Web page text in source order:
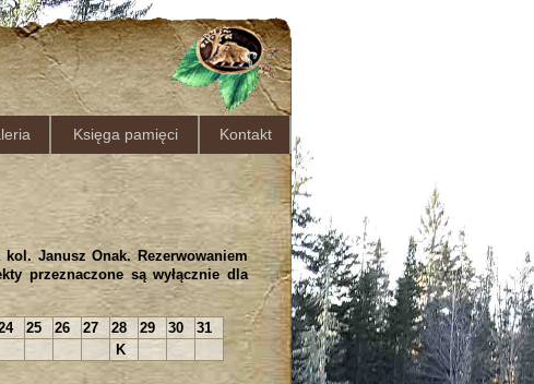
Księga pamięci Kontakt
Janusz Onak. Rezerwowaniem
przeznaczone są wyłącznie dla
25 26 27 28 29 30
31
K